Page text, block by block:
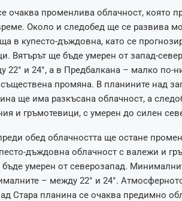
очаква променлива облачност, която
Около и следобед ще се развива
в купесто-дъждовна, като се
Вятърът ще бъде умерен от запад-
22° и 24°, а в Предбалкана – малко по-
промяна. В планините над
ще има разкъсана облачност, а
и гръмотевици, с умерен до силен
обед облачността ще остане
дъждовна облачност с валежи и
бъде умерен от северозапад.
– между 22° и 24°.
Стара планина се очаква предимно